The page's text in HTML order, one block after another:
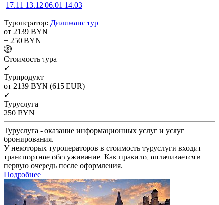
17.11 13.12 06.01 14.03
Туроператор: Дилижанс тур
от 2139 BYN
+ 250 BYN
Cтоимость тура
✓
Турпродукт
от 2139 BYN (615 EUR)
✓
Туруслуга
250 BYN
Туруслуга - оказание информационных услуг и услуг
бронирования.
У некоторых туроператоров в стоимость туруслуги входит
транспортное обслуживание. Как правило, оплачивается в
первую очередь после оформления.
Подробнее